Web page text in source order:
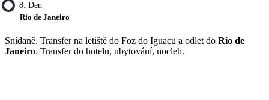
8. Den
Rio de Janeiro
Snídaně. Transfer na letiště do Foz do Iguacu a odlet do Rio de
Janeiro. Transfer do hotelu, ubytování, nocleh.